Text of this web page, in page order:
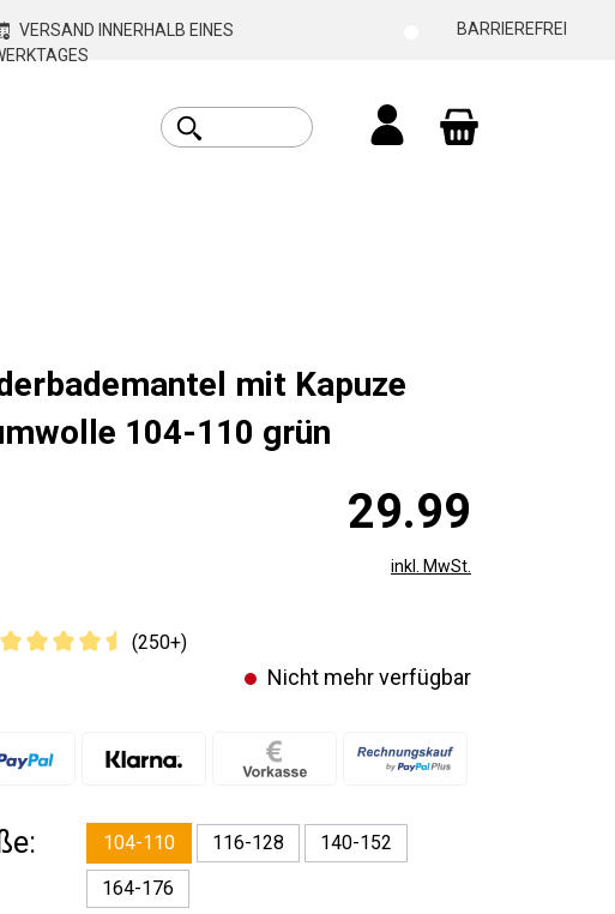
VERSAND INNERHALB EINES
BARRIEREFREI
mit Kapuze
104-110 grün
29.99
inkl. MwSt.
(250+)
Nicht mehr verfügbar
104-110 116-128
140-152
164-176